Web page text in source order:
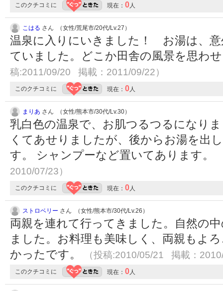
このクチコミに 現在： 0人
こはる さん （女性/荒尾市/20代/Lv.27）
温泉に入りにいきました！ お湯は、
ていました。どこか田舎の風景を思わ
稿:2011/09/20 掲載：2011/09/22）
このクチコミに 現在： 0人
まりあ さん （女性/熊本市/30代/Lv.30）
乳白色の温泉で、お肌つるつるになり
くてあせりましたが、後からお湯を出
す。 シャンプーなど置いてあります。
2010/07/23）
このクチコミに 現在： 0人
ストロベリー さん （女性/熊本市/30代/Lv.26）
両親を連れて行ってきました。自然の
ました。お料理も美味しく、両親もよ
かったです。
（投稿:2010/05/21 掲載：
このクチコミに 現在： 0人